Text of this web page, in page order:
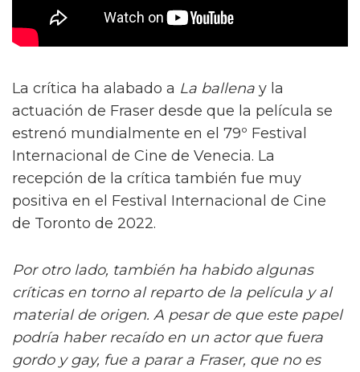
La crítica ha alabado a La ballena y la
actuación de Fraser desde que la película se
estrenó mundialmente en el 79º Festival
Internacional de Cine de Venecia. La
recepción de la crítica también fue muy
positiva en el Festival Internacional de Cine
de Toronto de 2022.
Por otro lado, también ha habido algunas
críticas en torno al reparto de la película y al
material de origen. A pesar de que este papel
podría haber recaído en un actor que fuera
gordo y gay, fue a parar a Fraser, que no es